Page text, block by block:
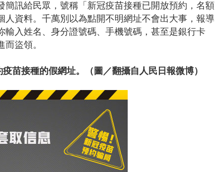
簡訊給民眾，號稱「新冠疫苗接種已開放預約，名額
資料。千萬別以為點開不明網址不會出大事，報導
入姓名、身分證號碼、手機號碼，甚至是銀行卡
盜領。
苗接種的假網址。（圖／翻攝自人民日報微博）